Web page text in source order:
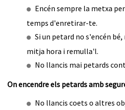
Encén sempre la metxa
temps d'enretirar-te.
Si un petard no s'encén
mitja hora i remulla'l.
No llancis mai petards
On encendre els petards amb
No llancis coets o altres